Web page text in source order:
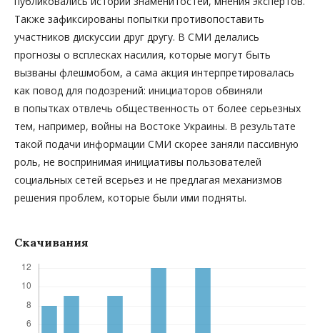
Также зафиксированы попытки противопоставить
участников дискуссии друг другу. В СМИ делались
прогнозы о всплесках насилия, которые могут быть
вызваны флешмобом, а сама акция интерпретировалась
как повод для подозрений: инициаторов обвиняли
в попытках отвлечь общественность от более серьезных
тем, например, войны на Востоке Украины. В результате
такой подачи информации СМИ скорее заняли пассивную
роль, не воспринимая инициативы пользователей
социальных сетей всерьез и не предлагая механизмов
решения проблем, которые были ими подняты.
Скачивания